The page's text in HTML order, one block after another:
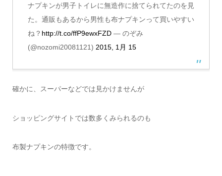
ナプキンが男子トイレに無造作に捨てられてたのを見
た。通販もあるから男性も布ナプキンって買いやすい
ね？ http://t.co/ffP9ewxFZD— のぞみ
(@nozomi20081121) 2015, 1月 15
確かに、スーパーなどでは見かけませんが
ショッピングサイトでは数多くみられるのも
布製ナプキンの特徴です。